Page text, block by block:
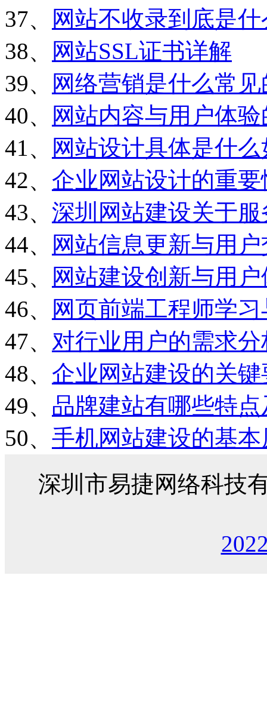
37、
网站不收录到底是
38、
网站SSL证书详解
39、
网络营销是什么常
40、
网站内容与用户体
41、
网站设计具体是什
42、 企业网站设计的重要
43、 深圳网站建设关于
44、
网站信息更新与用
45、
网站建设创新与用
46、
网页前端工程师学
47、 对行业用户的需求
48、 企业网站建设的关
49、 品牌建站有哪些特
50、 手机网站建设的基本
深圳市易捷网络科